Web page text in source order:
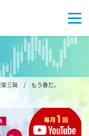
三昧 / もう春だ。